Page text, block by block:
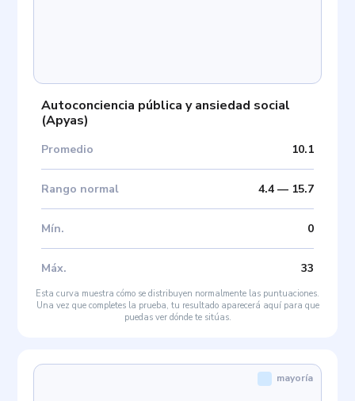
Autoconciencia pública y ansiedad social
(Apyas)
Promedio 10.1
Rango normal 4.4— 15.7
Mín. 0
Máx. 33
Esta curva muestra cómo se distribuyen normalmente las puntuaciones.
Una vez que completes la prueba, tu resultado aparecerá aquí para que
puedas ver dónde te sitúas.
mayoría